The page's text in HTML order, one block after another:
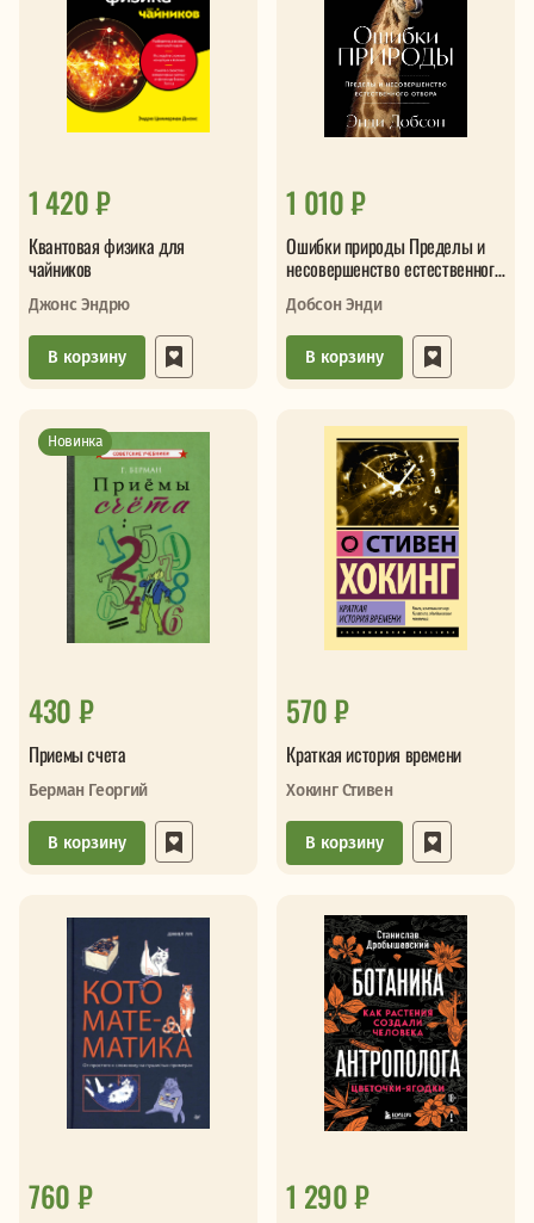
1 420 ₽
Квантовая физика для
чайников
Джонс Эндрю
В корзину
1 010 ₽
Ошибки природы Пределы и
несовершенство естественного
отбора
Добсон Энди
В корзину
Новинка
430 ₽
Приемы счета
Берман Георгий
В корзину
570 ₽
Краткая история времени
Хокинг Стивен
В корзину
760 ₽ 1 290 ₽